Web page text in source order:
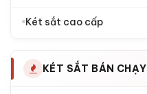
Két sắt cao cấp
KÉT SẮT BÁN CHẠY